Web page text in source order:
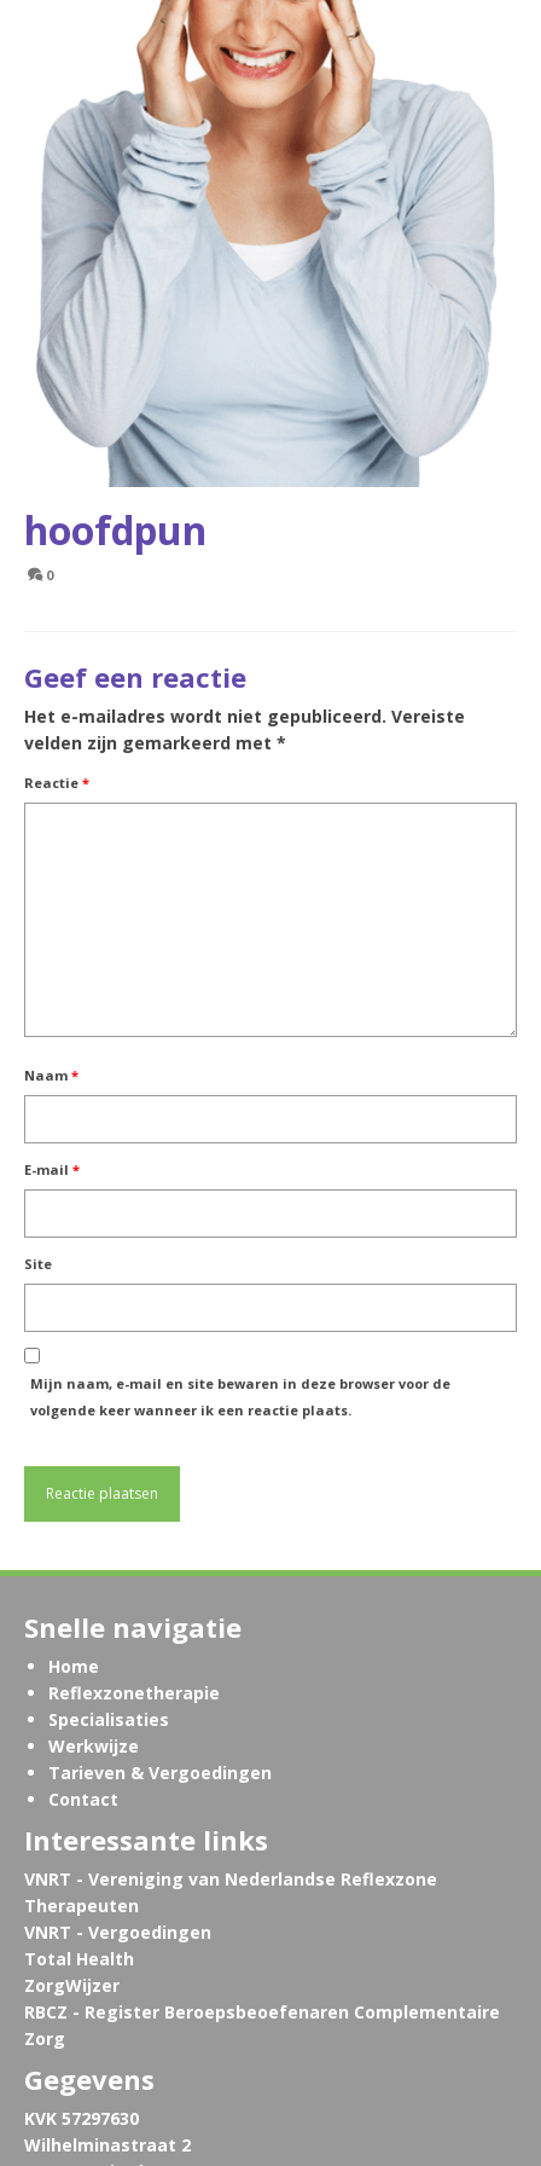
hoofdpun
0
Geef een reactie
Het e-mailadres wordt niet gepubliceerd. Vereiste
velden zijn gemarkeerd met *
Reactie *
Naam *
E-mail *
Site
Mijn naam, e-mail en site bewaren in deze browser voor de
volgende keer wanneer ik een reactie plaats.
Snelle navigatie
Home
Reflexzonetherapie
Specialisaties
Werkwijze
Tarieven & Vergoedingen
Contact
Interessante links
VNRT - Vereniging van Nederlandse Reflexzone
Therapeuten
VNRT - Vergoedingen
Total Health
ZorgWijzer
RBCZ - Register Beroepsbeoefenaren Complementaire
Zorg
Gegevens
KVK 57297630
Wilhelminastraat 2